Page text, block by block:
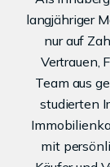
langjähriger
nur auf
Vertrauen,
Team aus
studierten
mit